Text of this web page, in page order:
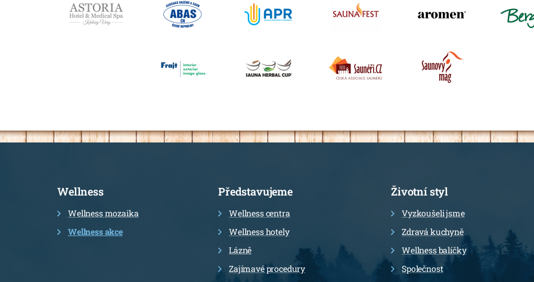
Informace
Wellness
Wellness mozaika
Wellness akce
Představujeme
Wellness centra
Wellness hotely
Lázně
Zajímavé procedury
Životní styl
Vyzkoušeli jsme
Zdravá kuchyně
Wellness balíčky
Společnost